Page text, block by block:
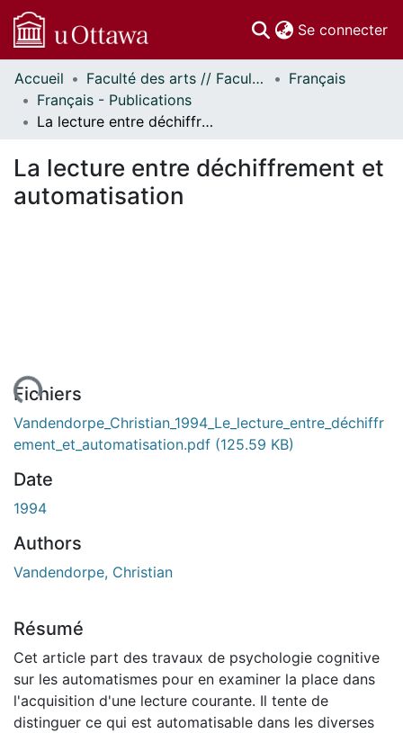
Se connecter
Communautés
et collections
Parcourir
À propos
Accueil Faculté des arts // Faculty of Arts
Français
Français - Publications
La lecture entre déchiffrement et automatisation
La lecture entre déchiffrement et
automatisation
Fichiers
Vandendorpe_Christian_1994_Le_lecture_entre_déchiffr
ement_et_automatisation.pdf (125.59 KB)
Date
1994
Authors
Vandendorpe, Christian
Résumé
Cet article part des travaux de psychologie cognitive
sur les automatismes pour en examiner la place dans
l'acquisition d'une lecture courante. Il tente de
distinguer ce qui est automatisable dans les diverses